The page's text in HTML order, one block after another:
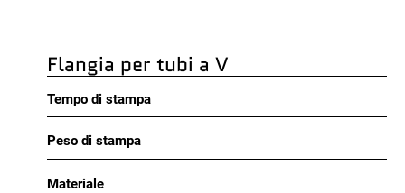
Flangia per tubi a V
Tempo di stampa
Peso di stampa
Materiale